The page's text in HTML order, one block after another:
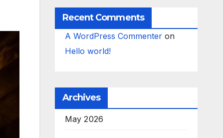
Recent Comments
A WordPress Commenteron
Hello world!
Archives
May 2026